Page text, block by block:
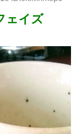
ェイズ